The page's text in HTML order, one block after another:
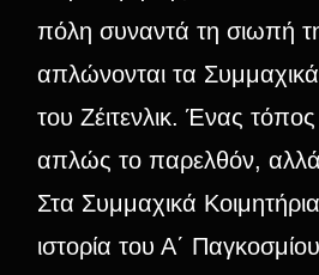
πόλη συναντά τη σιωπή
απλώνονται τα
του Ζέιτενλικ. Ένας
απλώς το παρελθόν, αλλά
Στα Συμμαχικά Κοιμητήρια
ιστορία του Α΄